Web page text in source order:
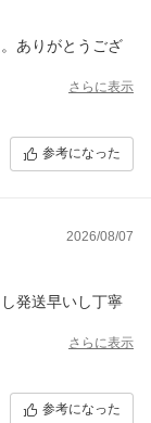
ありがとうござ
さらに表示
参考になった
2026/08/07
発送早いし丁寧
さらに表示
参考になった